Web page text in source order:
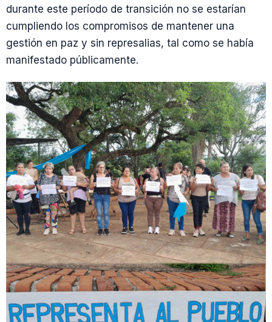
durante este período de transición no se estarían
cumpliendo los compromisos de mantener una
gestión en paz y sin represalias, tal como se había
manifestado públicamente.